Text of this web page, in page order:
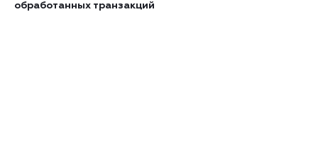
обработанных транзакций